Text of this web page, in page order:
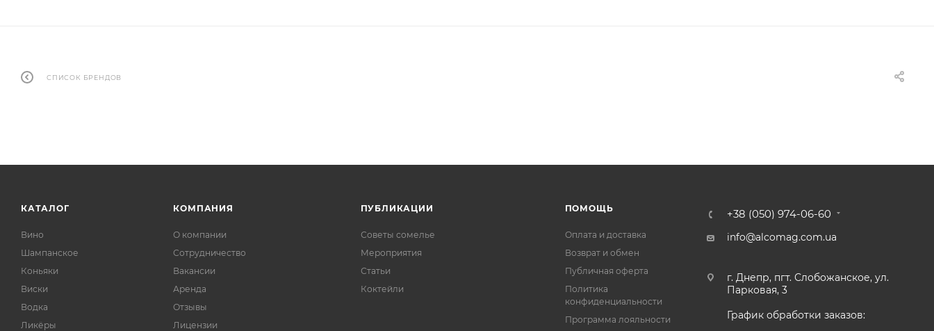
СПИСОК БРЕНДОВ
КАТАЛОГ
Вино
Шампанское
Коньяки
Виски
Водка
Ликёры
КОМПАНИЯ
О компании
Сотрудничество
Вакансии
Аренда
Отзывы
Лицензии
ПУБЛИКАЦИИ
Советы сомелье
Мероприятия
Статьи
Коктейли
ПОМОЩЬ
Оплата и доставка
Возврат и обмен
Публичная оферта
Политика
конфиденциальности
Программа лояльности
+38 (050) 974-06-60
info@alcomag.com.ua
г. Днепр, пгт. Слобожанское, ул.
Парковая, 3
График обработки заказов: